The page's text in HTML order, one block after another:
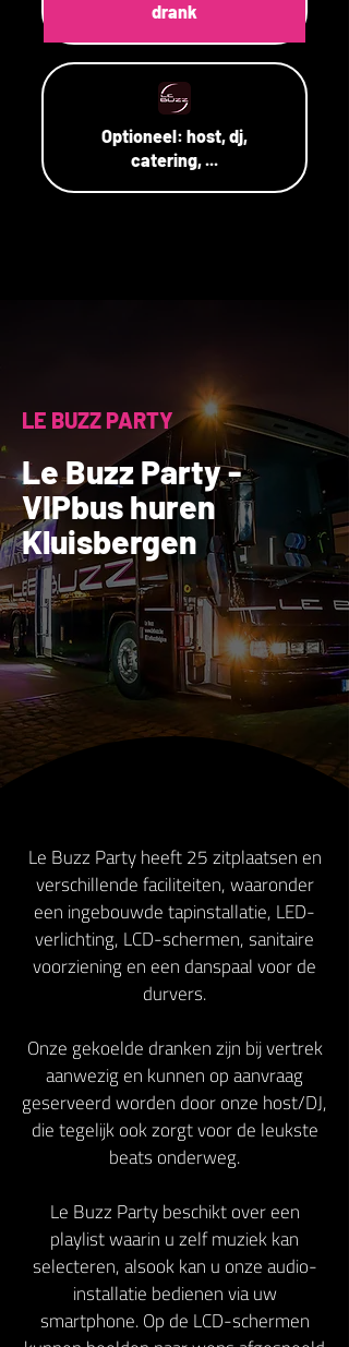
drank
Optioneel: host, dj,
catering, ...
LE BUZZ PARTY
Le Buzz Party -
VIPbus huren
Kluisbergen
Le Buzz Party heeft 25 zitplaatsen en
verschillende faciliteiten, waaronder
een ingebouwde tapinstallatie, LED-
verlichting, LCD-schermen, sanitaire
voorziening en een danspaal voor de
durvers.
Onze gekoelde dranken zijn bij vertrek
aanwezig en kunnen op aanvraag
geserveerd worden door onze host/DJ,
die tegelijk ook zorgt voor de leukste
beats onderweg.
Le Buzz Party beschikt over een
playlist waarin u zelf muziek kan
selecteren, alsook kan u onze audio-
installatie bedienen via uw
smartphone. Op de LCD-schermen